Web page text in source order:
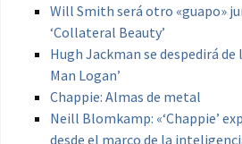
Will Smith será otro «guapo»
‘Collateral Beauty’
Hugh Jackman se despedirá
Man Logan’
Chappie: Almas de metal
Neill Blomkamp: «‘Chappie’
desde el marco de la